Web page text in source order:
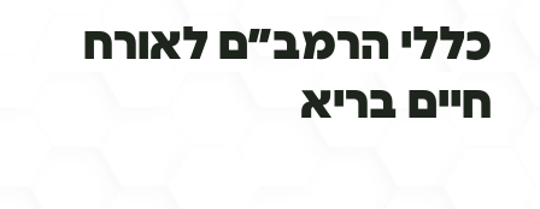
כללי הרמב״ם לאורח
חיים בריא